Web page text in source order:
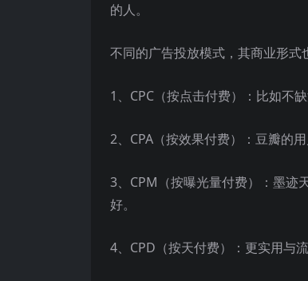
的人。
不同的广告投放模式，其商业形式
1、CPC（按点击付费）：比如不
2、CPA（按效果付费）：豆瓣的
3、CPM（按曝光量付费）：墨迹
好。
4、CPD（按天付费）：更实用与